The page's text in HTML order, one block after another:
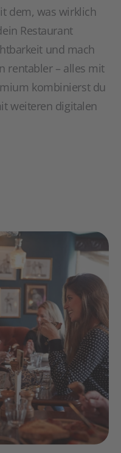
dem, was wirklich
Restaurant
und mach
rentabler – alles mit
kombinierst du
weiteren digitalen